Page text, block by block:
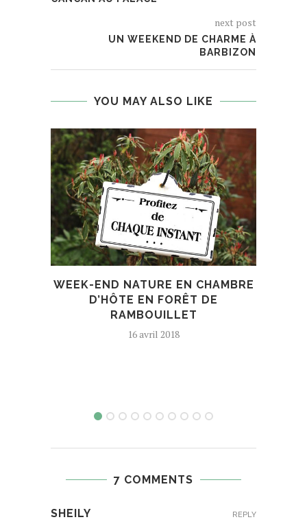
next post
UN WEEKEND DE CHARME À
BARBIZON
YOU MAY ALSO LIKE
WEEK-END NATURE EN CHAMBRE
D’HÔTE EN FORÊT DE
RAMBOUILLET
16 avril 2018
7 COMMENTS
SHEILY REPLY